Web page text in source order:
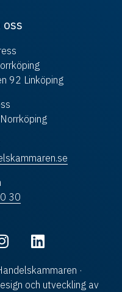
92 Linköping
30
·
och utveckling av